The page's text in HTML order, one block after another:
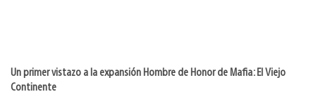
Un primer vistazo a la expansión Hombre de Honor de Mafia: El Viejo
Continente